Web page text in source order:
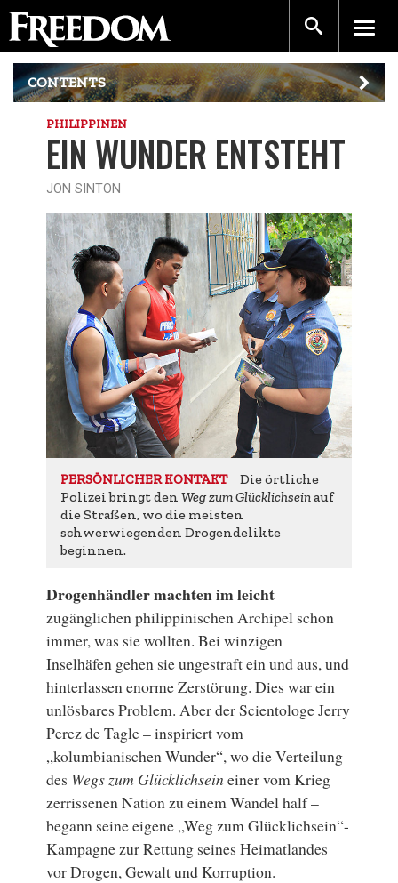
CONTENTS
PHILIPPINEN
EIN WUNDER ENTSTEHT
JON SINTON
PERSÖNLICHER KONTAKT
Die örtliche
Polizei bringt denWeg zum Glücklichseinauf
die Straßen, wo die meisten
schwerwiegenden Drogendelikte
beginnen.
Drogenhändler machten im leicht
zugänglichen philippinischen Archipel schon
immer, was sie wollten. Bei winzigen
Inselhäfen gehen sie ungestraft ein und aus, und
hinterlassen enorme Zerstörung. Dies war ein
unlösbares Problem. Aber der Scientologe Jerry
Perez de Tagle – inspiriert vom
„kolumbianischen Wunder“, wo die Verteilung
des Wegs zum Glücklichsein einer vom Krieg
zerrissenen Nation zu einem Wandel half –
begann seine eigene „Weg zum Glücklichsein“-
Kampagne zur Rettung seines Heimatlandes
vor Drogen, Gewalt und Korruption.